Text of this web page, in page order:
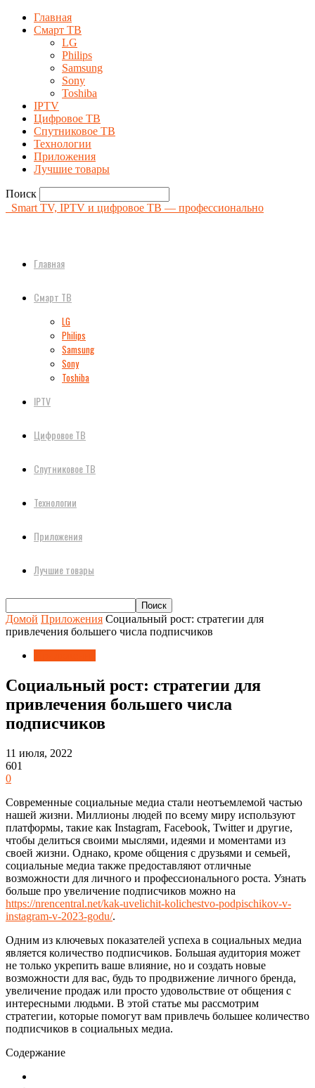
Главная
Смарт ТВ
LG
Philips
Samsung
Sony
Toshiba
IPTV
Цифровое ТВ
Спутниковое ТВ
Технологии
Приложения
Лучшие товары
Поиск
Smart TV, IPTV и цифровое ТВ — профессионально
Главная
Смарт ТВ
LG
Philips
Samsung
Sony
Toshiba
IPTV
Цифровое ТВ
Спутниковое ТВ
Технологии
Приложения
Лучшие товары
Домой Приложения Социальный рост: стратегии для
привлечения большего числа подписчиков
Социальный рост: стратегии для
привлечения большего числа
подписчиков
11 июля, 2022
601
0
Современные социальные медиа стали неотъемлемой частью
нашей жизни. Миллионы людей по всему миру используют
платформы, такие как Instagram, Facebook, Twitter и другие,
чтобы делиться своими мыслями, идеями и моментами из
своей жизни. Однако, кроме общения с друзьями и семьей,
социальные медиа также предоставляют отличные
возможности для личного и профессионального роста. Узнать
больше про увеличение подписчиков можно на
https://nrencentral.net/kak-uvelichit-kolichestvo-podpischikov-v-
instagram-v-2023-godu/.
Одним из ключевых показателей успеха в социальных медиа
является количество подписчиков. Большая аудитория может
не только укрепить ваше влияние, но и создать новые
возможности для вас, будь то продвижение личного бренда,
увеличение продаж или просто удовольствие от общения с
интересными людьми. В этой статье мы рассмотрим
стратегии, которые помогут вам привлечь большее количество
подписчиков в социальных медиа.
Содержание